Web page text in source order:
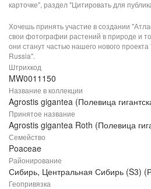
карточке", раздел "Цитировать для
Хочешь принять участие в создании
свои фотографии растений в природе и
они станут частью нашего нового
Russia".
Штрихкод
MW0011150
Название в коллекции
Agrostis gigantea (Полевица
Принятое название
Agrostis gigantea Roth (Полевица
Семейство
Poaceae
Районирование
Сибирь, Центральная Сибирь (S3)
Геопривязка